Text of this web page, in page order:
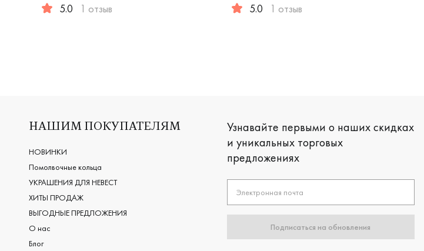
5.0 1 отзыв 5.0 1 отзыв
НАШИМ ПОКУПАТЕЛЯМ
НОВИНКИ
Помолвочные кольца
УКРАШЕНИЯ ДЛЯ НЕВЕСТ
ХИТЫ ПРОДАЖ
ВЫГОДНЫЕ ПРЕДЛОЖЕНИЯ
О нас
Блог
Узнавайте первыми о наших скидках
и уникальных торговых
предложениях
Электронная почта
Подписаться на обновления